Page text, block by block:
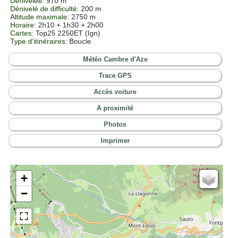
Dénivelé de difficulté: 200 m
Altitude maximale: 2750 m
Horaire: 2h10 + 1h30 + 2h00
Cartes: Top25 2250ET (Ign)
Type d'itinéraires: Boucle
Météo Cambre d'Aze
Trace GPS
Accès voiture
A proximité
Photos
Imprimer
+
−
Cartes IGN
Open Topo Map
Open Street Map
ESRI Word Imagery
Photographies aériennes